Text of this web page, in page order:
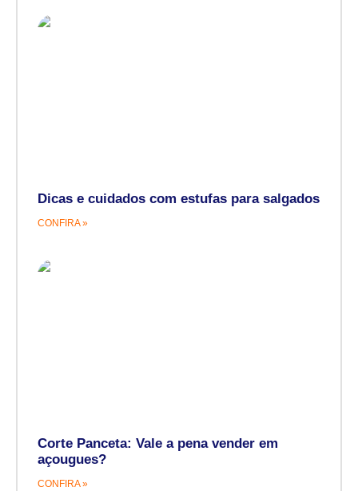
Dicas e cuidados com estufas para salgados
CONFIRA »
Corte Panceta: Vale a pena vender em
açougues?
CONFIRA »